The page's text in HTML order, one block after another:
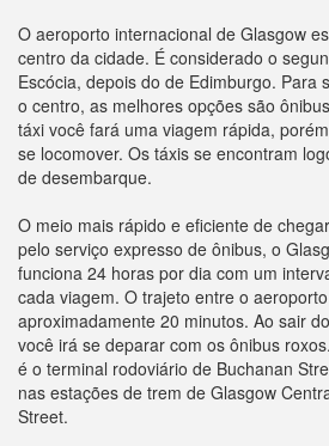
O aeroporto internacional de Glasgow
centro da cidade. É considerado o
Escócia, depois do de Edimburgo. Para
o centro, as melhores opções são
táxi você fará uma viagem rápida,
se locomover. Os táxis se encontram
de desembarque.
O meio mais rápido e eficiente de
pelo serviço expresso de ônibus, o
funciona 24 horas por dia com um
cada viagem. O trajeto entre o
aproximadamente 20 minutos. Ao sair
você irá se deparar com os ônibus
é o terminal rodoviário de Buchanan
nas estações de trem de Glasgow
Street.